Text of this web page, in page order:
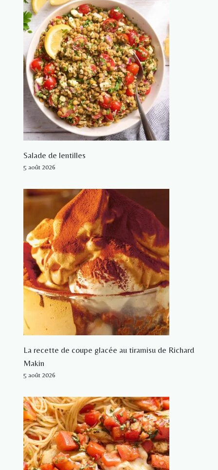
Salade de lentilles
5 août 2026
La recette de coupe glacée au tiramisu de Richard
Makin
5 août 2026